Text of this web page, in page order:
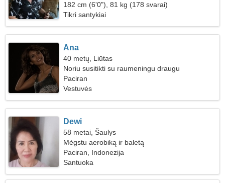
182 cm (6'0"), 81 kg (178 svarai)
Tikri santykiai
Ana
40 metų, Liūtas
Noriu susitikti su raumeningu draugu
Paciran
Vestuvės
Dewi
58 metai, Šaulys
Mėgstu aerobiką ir baletą
Paciran, Indonezija
Santuoka